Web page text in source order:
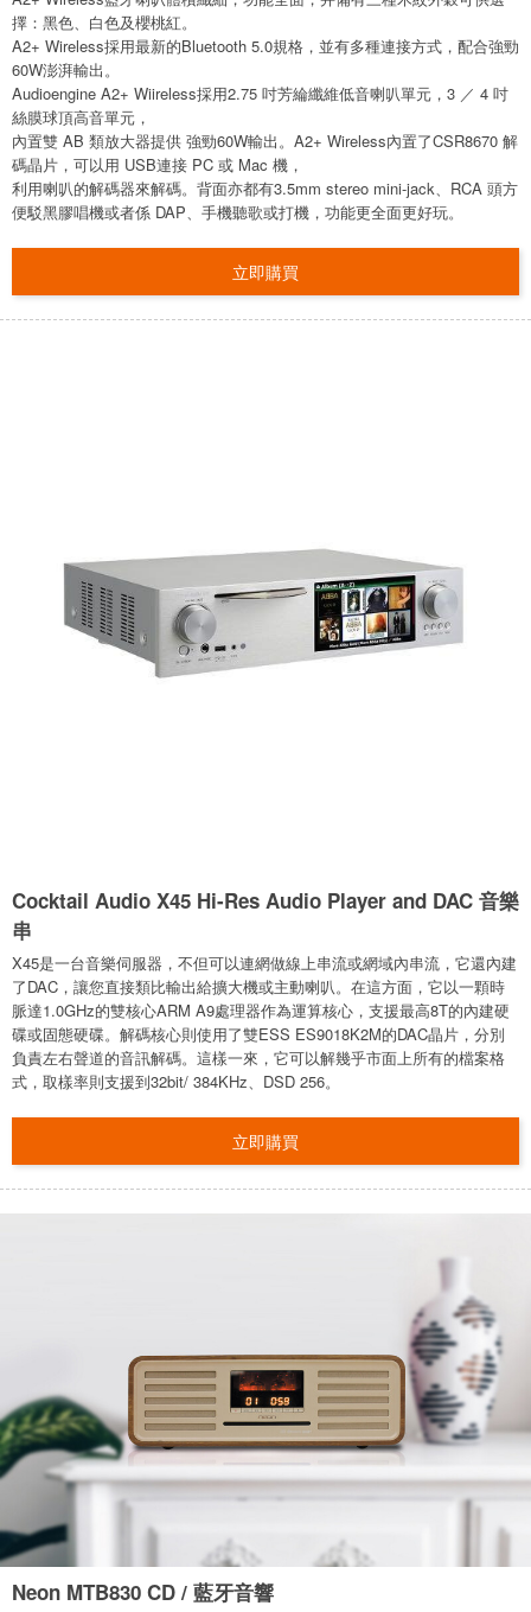
擇：黑色、白色及櫻桃紅。
A2+ Wireless採用最新的Bluetooth 5.0規格，並有多種連接方式，配合強勁
60W澎湃輸出。
Audioengine A2+ Wiireless採用2.75 吋芳綸纖維低音喇叭單元，3 ／ 4 吋
絲膜球頂高音單元，
內置雙 AB 類放大器提供 強勁60W輸出。A2+ Wireless內置了CSR8670 解
碼晶片，可以用 USB連接 PC 或 Mac 機，
利用喇叭的解碼器來解碼。背面亦都有3.5mm stereo mini-jack、RCA 頭方
便駁黑膠唱機或者係 DAP、手機聽歌或打機，功能更全面更好玩。
立即購買
Cocktail Audio X45 Hi-Res Audio Player and DAC 音樂
串
X45是一台音樂伺服器，不但可以連網做線上串流或網域內串流，它還內建
了DAC，讓您直接類比輸出給擴大機或主動喇叭。在這方面，它以一顆時
脈達1.0GHz的雙核心ARM A9處理器作為運算核心，支援最高8T的內建硬
碟或固態硬碟。解碼核心則使用了雙ESS ES9018K2M的DAC晶片，分別
負責左右聲道的音訊解碼。這樣一來，它可以解幾乎市面上所有的檔案格
式，取樣率則支援到32bit/ 384KHz、DSD 256。
立即購買
Neon MTB830 CD / 藍牙音響